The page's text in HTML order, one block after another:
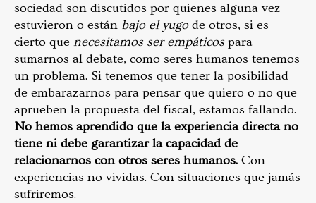
sociedad son discutidos por quienes alguna vez
estuvieron o están bajo el yugode otros, si es
cierto que necesitamos ser empáticos para
sumarnos al debate, como seres humanos tenemos
un problema. Si tenemos que tener la posibilidad
de embarazarnos para pensar que quiero o no que
aprueben la propuesta del fiscal, estamos fallando.
No hemos aprendido que la experiencia directa no
tiene ni debe garantizar la capacidad de
relacionarnos con otros seres humanos. Con
experiencias no vividas. Con situaciones que jamás
sufriremos.